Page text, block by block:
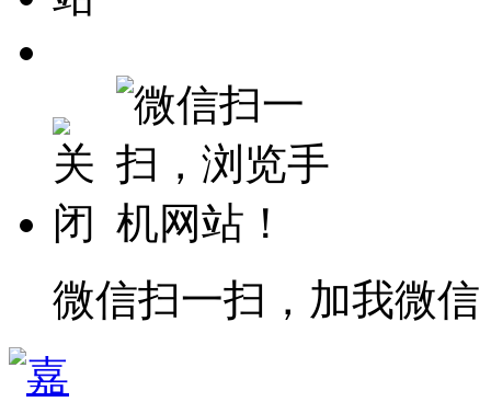
微信扫一扫，加我微信